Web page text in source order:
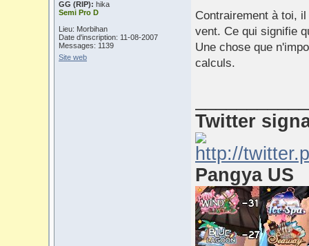
GG (RIP): hika
Semi Pro D
Lieu: Morbihan
Date d'inscription: 11-08-2007
Messages: 1139
Site web
Contrairement à toi,
vent. Ce qui signifie
Une chose que
calculs.
Twitter
Pangya US